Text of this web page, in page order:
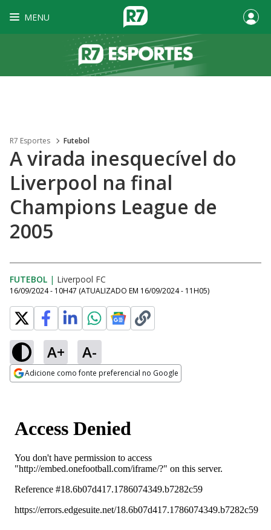
MENU
R7 Esportes Futebol
A virada inesquecível do
Liverpool na final
Champions League de
2005
FUTEBOL | Liverpool FC
16/09/2024 - 10H47 (ATUALIZADO EM 16/09/2024 - 11H05)
A+ A-
Adicione como fonte preferencial no Google